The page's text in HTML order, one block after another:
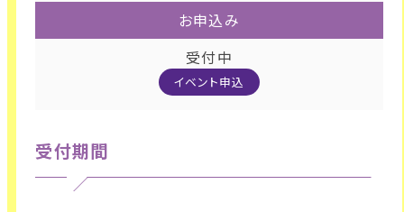
お申込み
受付中
イベント申込
受付期間